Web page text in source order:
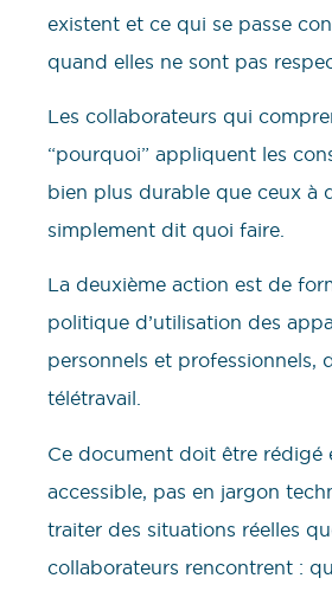
existent et ce qui se passe
quand elles ne sont pas
Les collaborateurs qui
“pourquoi” appliquent les
bien plus durable que ceux à
simplement dit quoi faire.
La deuxième action est de
politique d’utilisation des
personnels et professionnels,
télétravail.
Ce document doit être rédigé
accessible, pas en jargon
traiter des situations réelles
collaborateurs rencontrent :